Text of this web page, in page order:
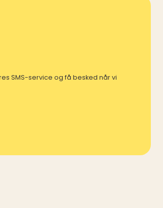
SMS-service og få besked når vi